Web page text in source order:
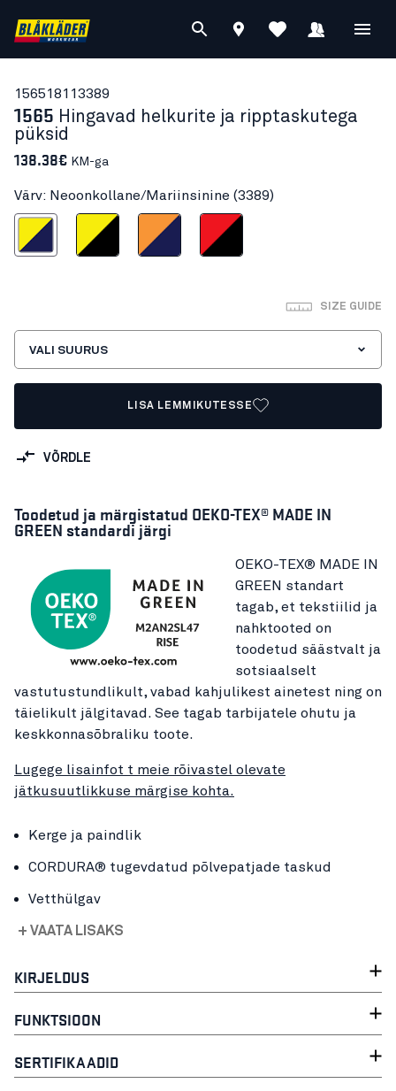
15651811 3389
1565 Hingavad helkurite ja ripptaskutega
püksid
138.38€ KM-ga
Värv: Neoonkollane/Mariinsinine (3389)
Mariinsinine
Neoonkollane/Must
Neoonoranž/Mariinsinine
Neoonpunane/Must
SIZE GUIDE
VALI SUURUS
LISA LEMMIKUTESSE
VÕRDLE
Toodetud ja märgistatud OEKO-TEX® MADE IN
GREEN standardi järgi
OEKO-TEX® MADE IN
GREEN standart
tagab, et tekstiilid ja
nahktooted on
toodetud säästvalt ja
sotsiaalselt
vastutustundlikult, vabad kahjulikest ainetest ning on
täielikult jälgitavad. See tagab tarbijatele ohutu ja
keskkonnasõbraliku toote.
Lugege lisainfot t meie rõivastel olevate
jätkusuutlikkuse märgise kohta.
Kerge ja paindlik
CORDURA® tugevdatud põlvepatjade taskud
Vetthülgav
+ VAATA LISAKS
KIRJELDUS
FUNKTSIOON
SERTIFIKAADID